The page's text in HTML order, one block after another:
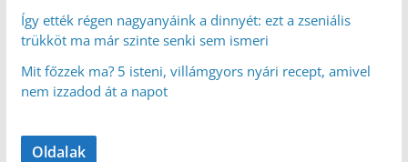
Így ették régen nagyanyáink a dinnyét: ezt a zseniális
trükköt ma már szinte senki sem ismeri
Mit főzzek ma? 5 isteni, villámgyors nyári recept, amivel
nem izzadod át a napot
Oldalak